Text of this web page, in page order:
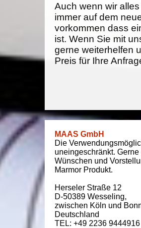
Auch wenn wir
immer auf dem
vorkommen dass
ist. Wenn Sie mit
gerne weiterhelfen
Preis für Ihre
MAAS GmbH
Die
uneingeschränkt.
Wünschen und
Marmor Produkt.
Herseler Straße 12
D-50389 Wesseling,
zwischen Köln und
Deutschland
TEL: +49 2236 9444916